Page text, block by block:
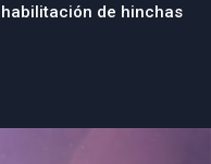
de hinchas